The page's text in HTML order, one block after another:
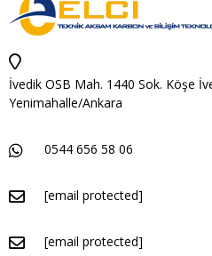
İvedik OSB Mah. 1440 Sok. Köşe
Yenimahalle/Ankara
0544 656 58 06
[email protected]
[email protected]